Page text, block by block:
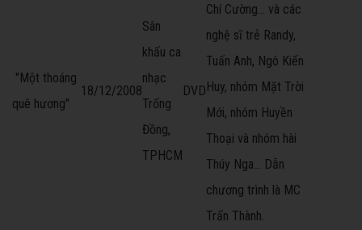
"Một thoáng
quê hương"
18/12/2008
Sân
khấu ca
nhạc
Trống
Đồng,
TPHCM
DVD
Chí Cường... và các
nghệ sĩ trẻ Randy,
Tuấn Anh, Ngô Kiến
Huy, nhóm Mặt Trời
Mới, nhóm Huyền
Thoại và nhóm hài
Thúy Nga... Dẫn
chương trình là MC
Trấn Thành.